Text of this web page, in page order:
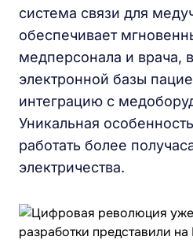
система связи для
обеспечивает
медперсонала и врача,
электронной базы
интеграцию с
Уникальная
работать более
электричества.